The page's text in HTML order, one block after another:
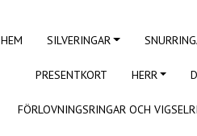
HEM SILVERINGAR
PRESENTKORT HERR
FÖRLOVNINGSRINGAR OCH